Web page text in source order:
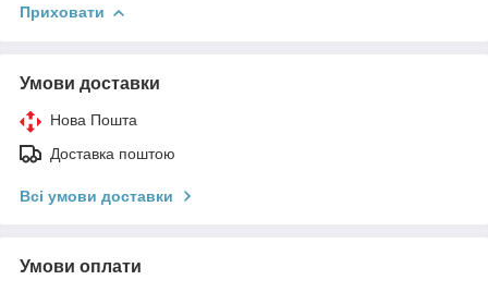
Приховати
Умови доставки
Нова Пошта
Доставка поштою
Всі умови доставки
Умови оплати